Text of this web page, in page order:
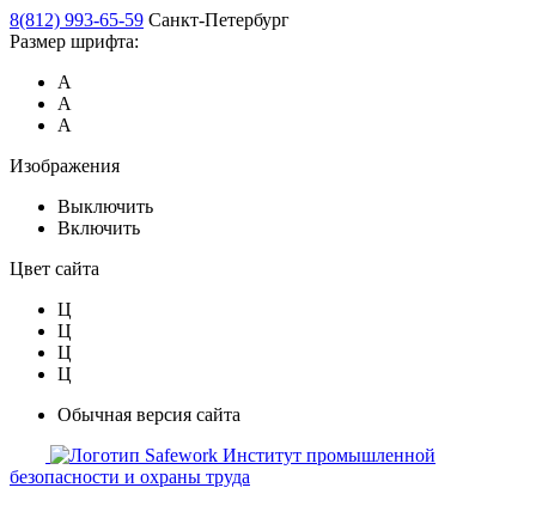
8(812) 993-65-59 Санкт-Петербург
Размер шрифта:
А
А
А
Изображения
Выключить
Включить
Цвет сайта
Ц
Ц
Ц
Ц
Обычная версия сайта
Safework Институт промышленной
безопасности и охраны труда